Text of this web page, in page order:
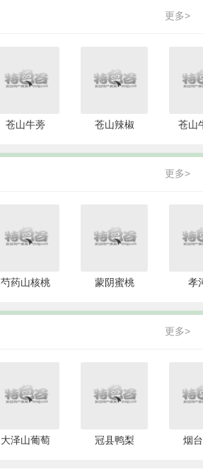
更多>
苍山牛蒡 苍山辣椒 苍山
更多>
芍药山核桃 蒙阴蜜桃 孝
更多>
大泽山葡萄 冠县鸭梨 烟